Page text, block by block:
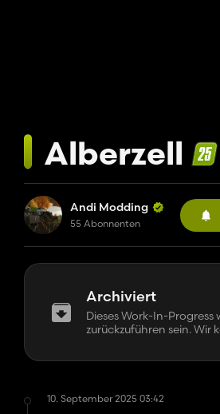
Alberzell
Andi Modding
55 Abonnenten
Archiviert
Dieses Work-In-
zurückzuführen sein. Wir
10. September 2025 03:42